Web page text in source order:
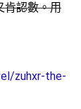
肯認數。用
zuhxr-the-